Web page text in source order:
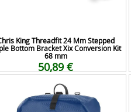
King Threadfit 24 Mm Stepped
Bottom Bracket Xix Conversion Kit
68 mm
50,89 €